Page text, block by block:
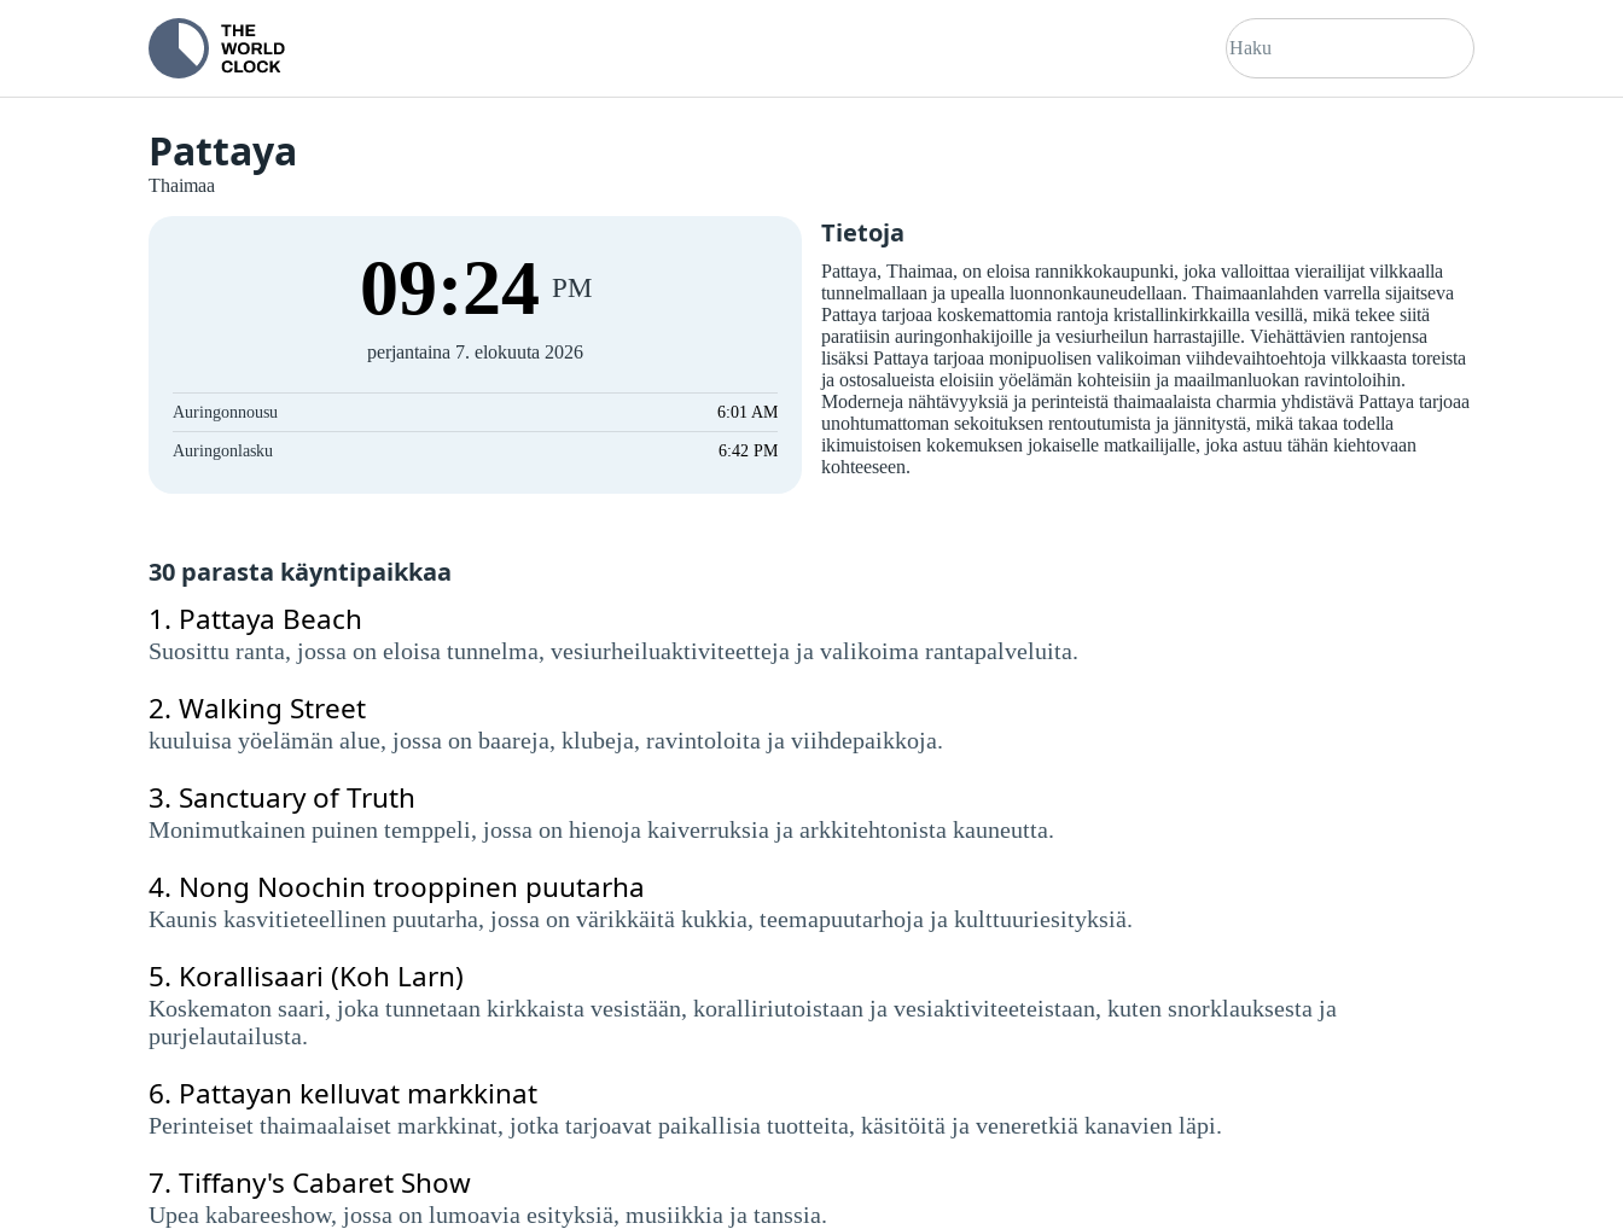
Pattaya
Thaimaa
09:24 PM
perjantaina 7. elokuuta 2026
Auringonnousu 6:01 AM
Auringonlasku 6:42 PM
Tietoja
Pattaya, Thaimaa, on eloisa rannikkokaupunki, joka valloittaa vierailijat vilkkaalla
tunnelmallaan ja upealla luonnonkauneudellaan. Thaimaanlahden varrella sijaitseva
Pattaya tarjoaa koskemattomia rantoja kristallinkirkkailla vesillä, mikä tekee siitä
paratiisin auringonhakijoille ja vesiurheilun harrastajille. Viehättävien rantojensa
lisäksi Pattaya tarjoaa monipuolisen valikoiman viihdevaihtoehtoja vilkkaasta toreista
ja ostosalueista eloisiin yöelämän kohteisiin ja maailmanluokan ravintoloihin.
Moderneja nähtävyyksiä ja perinteistä thaimaalaista charmia yhdistävä Pattaya tarjoaa
unohtumattoman sekoituksen rentoutumista ja jännitystä, mikä takaa todella
ikimuistoisen kokemuksen jokaiselle matkailijalle, joka astuu tähän kiehtovaan
kohteeseen.
30 parasta käyntipaikkaa
1. Pattaya Beach
Suosittu ranta, jossa on eloisa tunnelma, vesiurheiluaktiviteetteja ja valikoima rantapalveluita.
2. Walking Street
kuuluisa yöelämän alue, jossa on baareja, klubeja, ravintoloita ja viihdepaikkoja.
3. Sanctuary of Truth
Monimutkainen puinen temppeli, jossa on hienoja kaiverruksia ja arkkitehtonista kauneutta.
4. Nong Noochin trooppinen puutarha
Kaunis kasvitieteellinen puutarha, jossa on värikkäitä kukkia, teemapuutarhoja ja kulttuuriesityksiä.
5. Korallisaari (Koh Larn)
Koskematon saari, joka tunnetaan kirkkaista vesistään, koralliriutoistaan ​​ja vesiaktiviteeteistaan, kuten snorklauksesta ja
purjelautailusta.
6. Pattayan kelluvat markkinat
Perinteiset thaimaalaiset markkinat, jotka tarjoavat paikallisia tuotteita, käsitöitä ja veneretkiä kanavien läpi.
7. Tiffany's Cabaret Show
Upea kabareeshow, jossa on lumoavia esityksiä, musiikkia ja tanssia.